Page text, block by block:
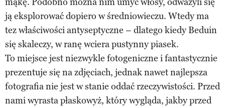
ją eksplorować dopiero w średniowieczu. Wtedy ma
tez właściwości antyseptyczne – dlatego kiedy Beduin
się skaleczy, w ranę wciera pustynny piasek.
To miejsce jest niezwykle fotogeniczne i fantastycznie
prezentuje się na zdjęciach, jednak nawet najlepsza
fotografia nie jest w stanie oddać rzeczywistości. Przed
nami wyrasta płaskowyż, który wygląda, jakby przed